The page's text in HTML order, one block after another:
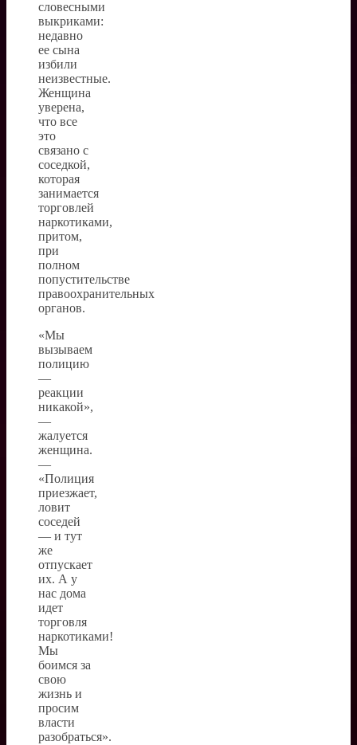
словесными
выкриками:
недавно
ее сына
избили
неизвестные.
Женщина
уверена,
что все
это
связано с
соседкой,
которая
занимается
торговлей
наркотиками,
притом,
при
полном
попустительстве
правоохранительных
органов.
«Мы
вызываем
полицию
—
реакции
никакой»,
—
жалуется
женщина.
—
«Полиция
приезжает,
ловит
соседей
— и тут
же
отпускает
их. А у
нас дома
идет
торговля
наркотиками!
Мы
боимся за
свою
жизнь и
просим
власти
разобраться».